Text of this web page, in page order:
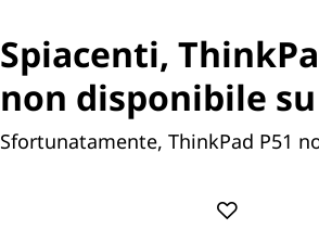
Spiacenti,
non disponibile
Sfortunatamente, ThinkPad P51